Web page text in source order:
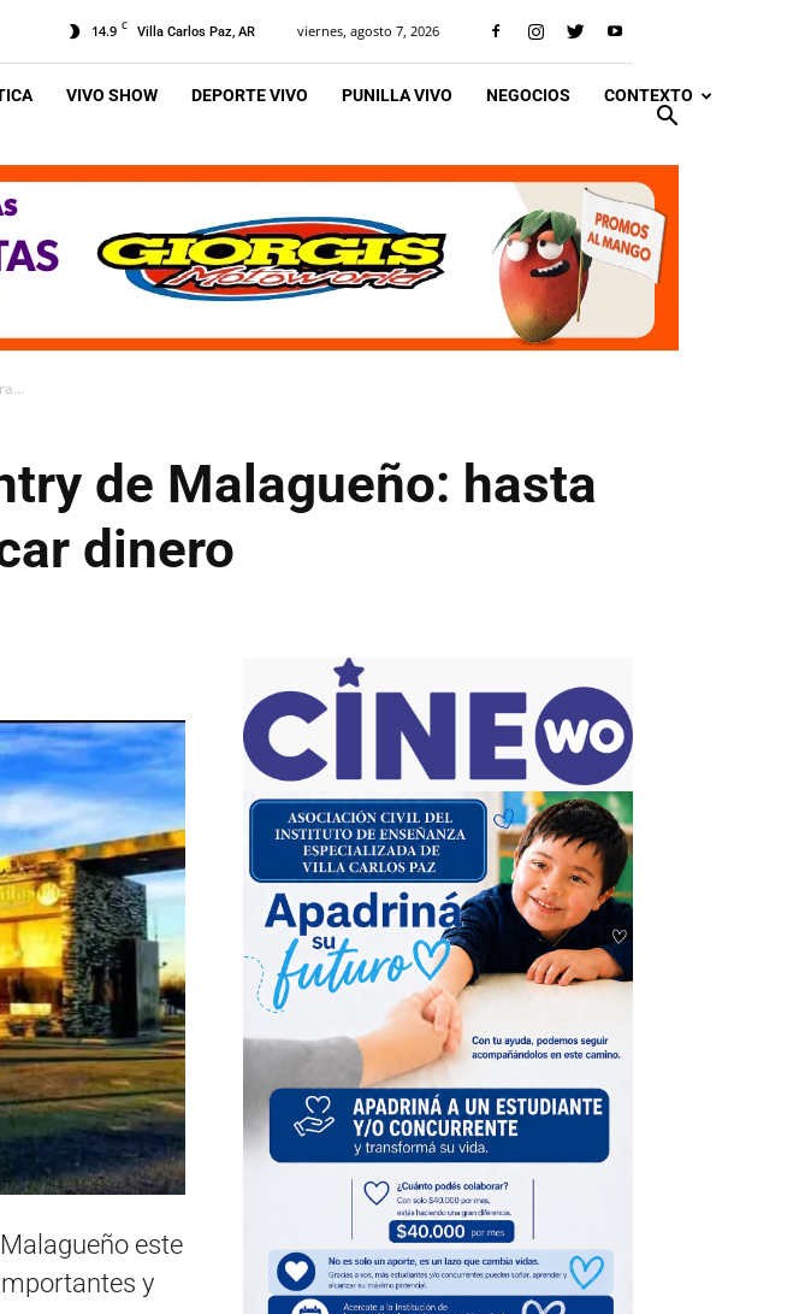
14.9 C Villa Carlos Paz, AR viernes, agosto 7, 2026
VIVO SHOW DEPORTE VIVO PUNILLA VIVO NEGOCIOS CONTEXTO
de Malagueño: hasta
dinero
este
y